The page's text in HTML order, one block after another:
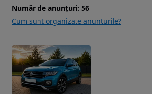
Număr de anunțuri: 56
Cum sunt organizate anunturile?